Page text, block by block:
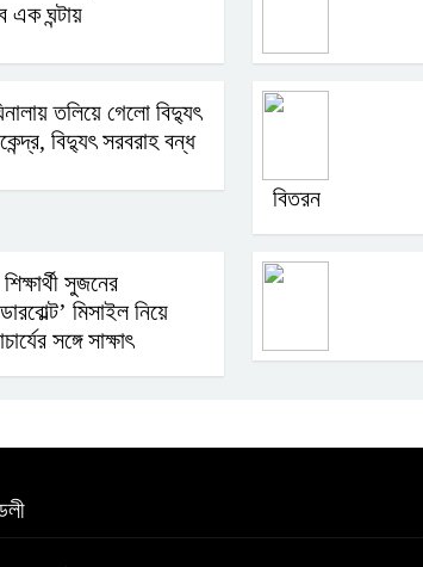
এক ঘন্টায়
তলিয়ে গেলো বিদ্যুৎ
বিদ্যুৎ সরবরাহ বন্ধ
বিতরন
সুজনের
মিসাইল নিয়ে
সঙ্গে সাক্ষাৎ